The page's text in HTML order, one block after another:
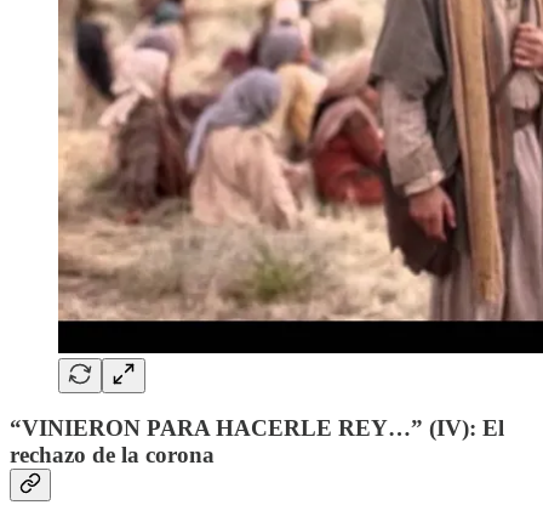
“VINIERON PARA HACERLE REY…” (IV): El
rechazo de la corona